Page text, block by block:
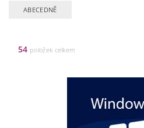
ABECEDNĚ
54 položek celkem